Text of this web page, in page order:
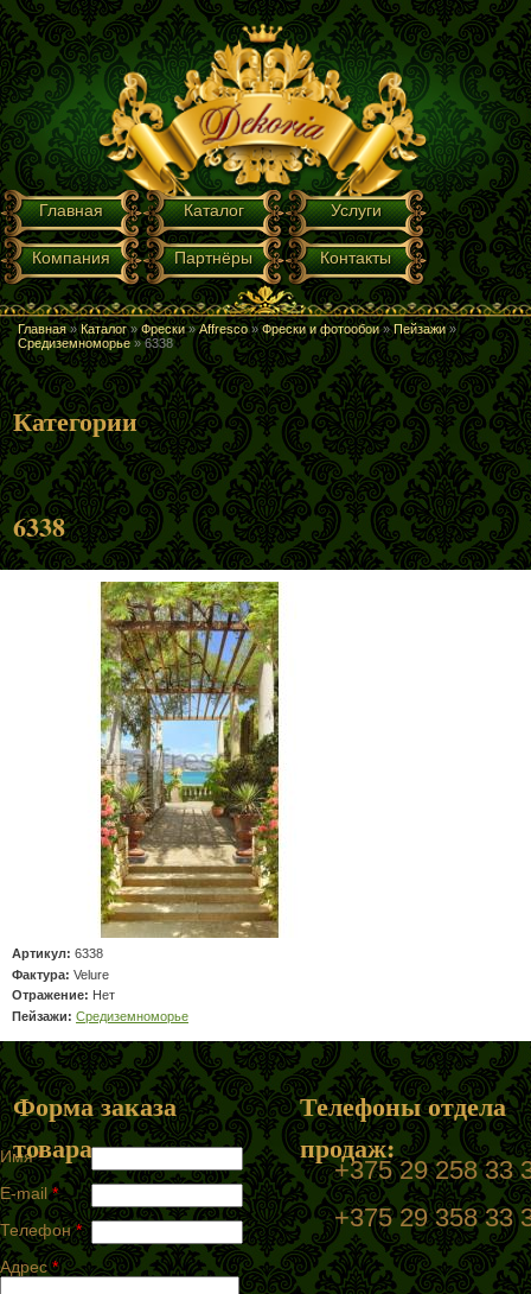
Перейти к основному содержанию
ГЛАВНОЕ МЕНЮ
Главная Каталог Услуги
Компания Партнёры Контакты
ВЫ ЗДЕСЬ
Главная » Каталог » Фрески » Affresco » Фрески и фотообои » Пейзажи »
Средиземноморье » 6338
Категории
6338
Артикул: 6338
Фактура: Velure
Отражение: Нет
Пейзажи: Средиземноморье
Форма заказа
товара
Имя*
E-mail*
Телефон*
Адрес*
Телефоны отдела
продаж:
+375 29 258 33
+375 29 358 33